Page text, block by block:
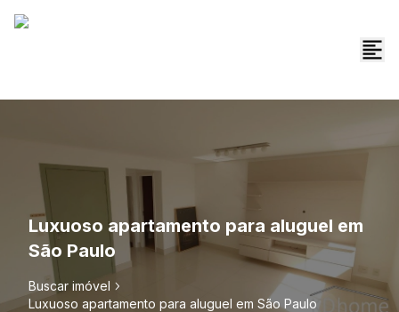
Luxuoso apartamento para aluguel em
São Paulo
Buscar imóvel
Luxuoso apartamento para aluguel em São Paulo